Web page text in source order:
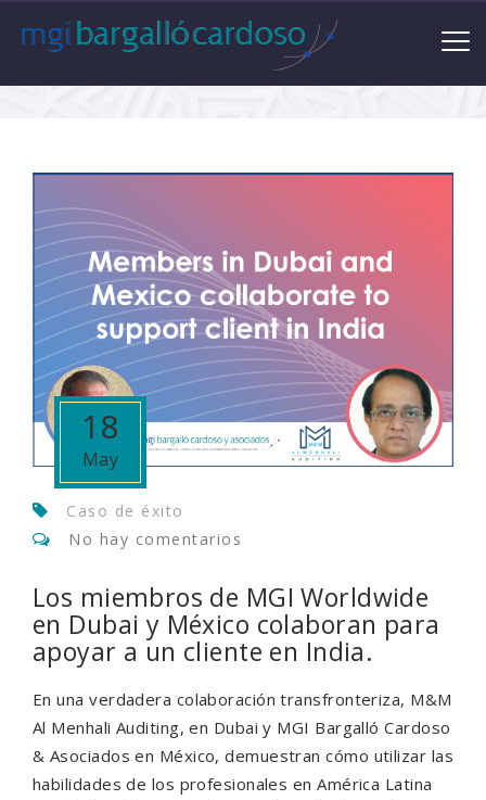
18
May
Caso de éxito
No hay comentarios
Los miembros de MGI Worldwide
en Dubai y México colaboran para
apoyar a un cliente en India.
En una verdadera colaboración transfronteriza, M&M
Al Menhali Auditing, en Dubai y MGI Bargalló Cardoso
& Asociados en México, demuestran cómo utilizar las
habilidades de los profesionales en América Latina